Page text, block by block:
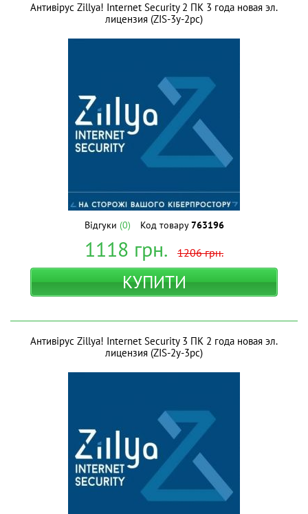
Антивірус Zillya! Internet Security 2 ПК 3 года новая эл.
лицензия (ZIS-3y-2pc)
Відгуки (0) Код товару763196
1118 грн. 1206грн.
КУПИТИ
Антивірус Zillya! Internet Security 3 ПК 2 года новая эл.
лицензия (ZIS-2y-3pc)